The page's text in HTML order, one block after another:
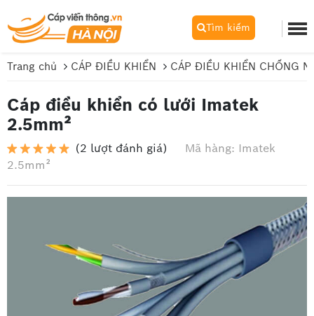
Tìm kiếm
Trang chủ CÁP ĐIỀU KHIỂN CÁP ĐIỀU KHIỂN CHỐNG
Cáp điều khiển có lưới Imatek
2.5mm²
(2 lượt đánh giá) Mã hàng: Imatek
2.5mm²